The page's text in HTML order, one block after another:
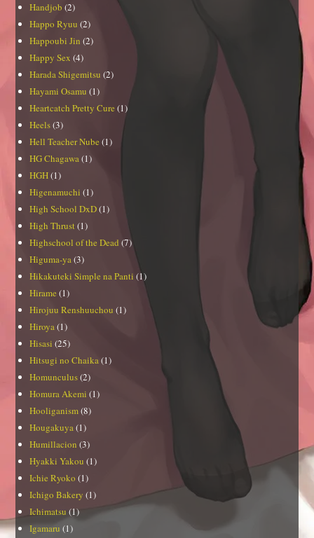
Handjob (2)
Happo Ryuu (2)
Happoubi Jin (2)
Happy Sex (4)
Harada Shigemitsu (2)
Hayami Osamu (1)
Heartcatch Pretty Cure (1)
Heels(3)
Hell Teacher Nube (1)
HG Chagawa(1)
HGH(1)
Higenamuchi (1)
High School DxD(1)
High Thrust (1)
Highschool of the Dead (7)
Higuma-ya(3)
Hikakuteki Simple na Panti (1)
Hirame (1)
Hirojuu Renshuuchou (1)
Hiroya(1)
Hisasi (25)
Hitsugi no Chaika(1)
Homunculus(2)
Homura Akemi (1)
Hooliganism(8)
Hougakuya(1)
Humillacion (3)
Hyakki Yakou (1)
Ichie Ryoko (1)
Ichigo Bakery (1)
Ichimatsu (1)
Igamaru (1)